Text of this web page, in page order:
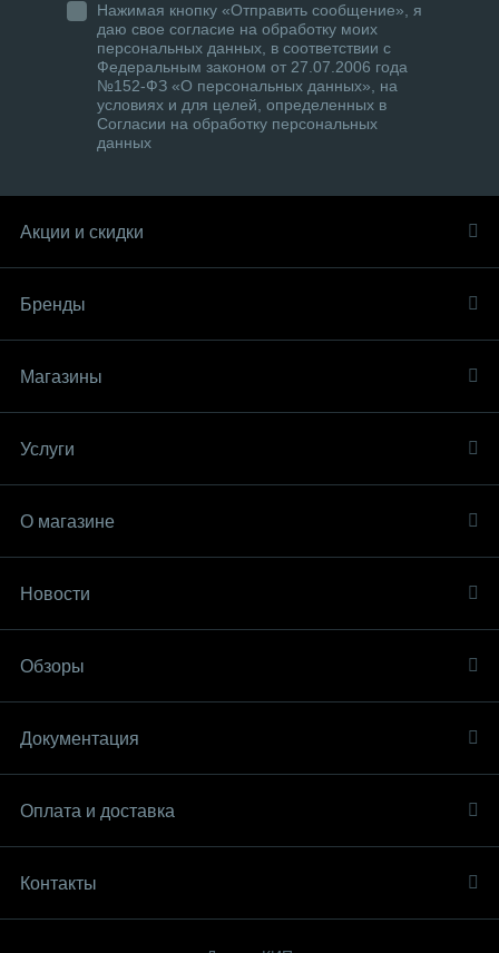
Нажимая кнопку «Отправить сообщение», я
даю свое согласие на обработку моих
персональных данных, в соответствии с
Федеральным законом от 27.07.2006 года
№152-ФЗ «О персональных данных», на
условиях и для целей, определенных в
Согласии на обработку персональных
данных
Акции и скидки
Бренды
Магазины
Услуги
О магазине
Новости
Обзоры
Документация
Оплата и доставка
Контакты